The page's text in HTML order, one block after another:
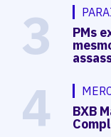
3 PMs
4 BXB